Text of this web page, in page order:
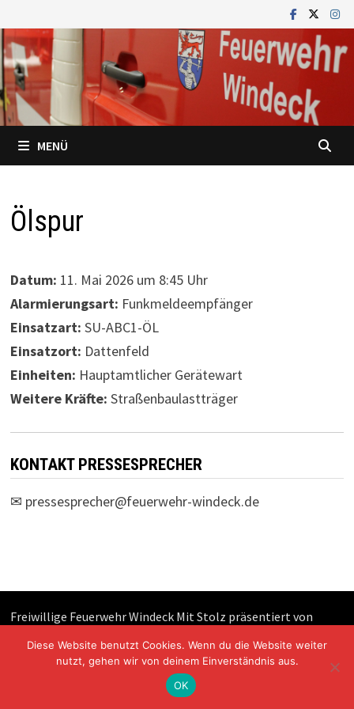
Inhalt
springen
MENÜ
Ölspur
Datum: 11. Mai 2026 um 8:45 Uhr
Alarmierungsart: Funkmeldeempfänger
Einsatzart: SU-ABC1-ÖL
Einsatzort: Dattenfeld
Einheiten: Hauptamtlicher Gerätewart
Weitere Kräfte: Straßenbaulastträger
KONTAKT PRESSESPRECHER
✉ pressesprecher@feuerwehr-windeck.de
Freiwillige Feuerwehr Windeck Mit Stolz präsentiert von
Diese Website benutzt Cookies. Wenn du die Website weiter
nutzt, gehen wir von deinem Einverständnis aus.
OK